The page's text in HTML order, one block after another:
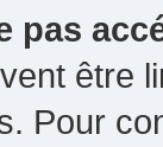
pas
être
Pour